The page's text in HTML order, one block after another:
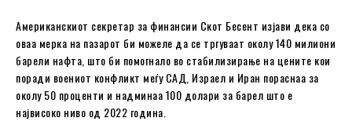
Американскиот секретар за финансии Скот Бесент изјави дека со
оваа мерка на пазарот би можеле да се тргуваат околу 140 милиони
барели нафта, што би помогнало во стабилизирање на цените кои
поради воениот конфликт меѓу САД, Израел и Иран пораснаа за
околу 50 проценти и надминаа 100 долари за барел што е
највисоко ниво од 2022 година.